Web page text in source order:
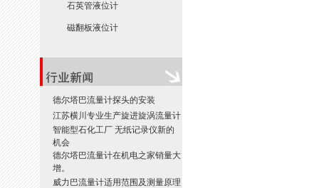
石英管液位计
磁翻板液位计
德尔塔巴流量计探头的安装
江苏横川专业生产旋进旋涡流量计
智能型石化工厂 无纸记录仪新的
机会
德尔塔巴流量计在机电之家销量大
增。
威力巴流量计适用范围及测量原理